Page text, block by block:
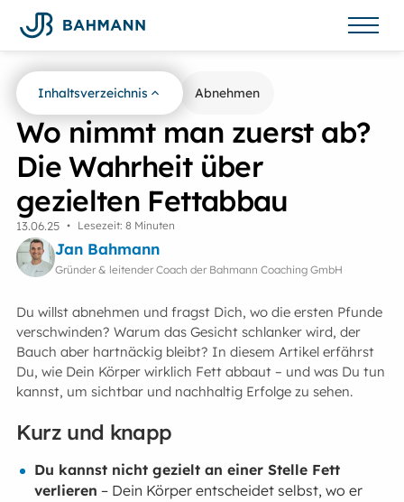
Zurück zur Übersicht Abnehmen
Wo nimmt man zuerst ab?
Die Wahrheit über
gezielten Fettabbau
13.06.25 • Lesezeit: 8 Minuten
Jan Bahmann
Gründer & leitender Coach der Bahmann Coaching GmbH
Du willst abnehmen und fragst Dich, wo die ersten Pfunde
verschwinden? Warum das Gesicht schlanker wird, der
Bauch aber hartnäckig bleibt? In diesem Artikel erfährst
Du, wie Dein Körper wirklich Fett abbaut – und was Du tun
kannst, um sichtbar und nachhaltig Erfolge zu sehen.
Kurz und knapp
Du kannst nicht gezielt an einer Stelle Fett
verlieren – Dein Körper entscheidet selbst, wo er
Inhaltsverzeichnis